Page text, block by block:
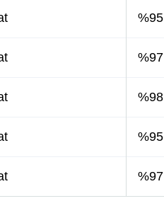
%95
%97
%98
%95
%97